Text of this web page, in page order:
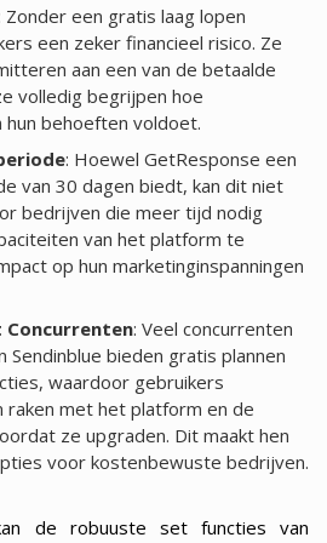
Zonder een gratis laag lopen
een zeker financieel risico. Ze
aan een van de betaalde
volledig begrijpen hoe
hun behoeften voldoet.
: Hoewel GetResponse een
van 30 dagen biedt, kan dit niet
bedrijven die meer tijd nodig
van het platform te
op hun marketinginspanningen
: Veel concurrenten
Sendinblue bieden gratis plannen
waardoor gebruikers
raken met het platform en de
ze upgraden. Dit maakt hen
voor kostenbewuste bedrijven.
de robuuste set functies van